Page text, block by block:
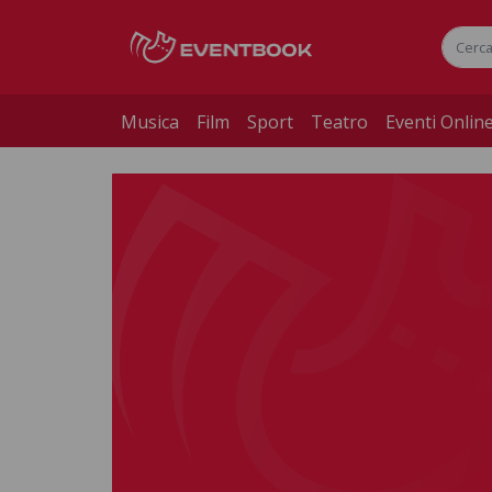
Musica Film Sport Teatro Eventi Online